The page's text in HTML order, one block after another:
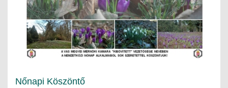
Nőnapi Köszöntő